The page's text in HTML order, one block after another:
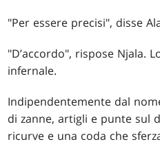
"Per essere precisi", disse
"D’accordo", rispose Njala.
infernale.
Indipendentemente dal
di zanne, artigli e punte sul
ricurve e una coda che